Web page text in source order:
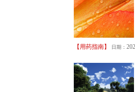
【 用药指南】 日期：